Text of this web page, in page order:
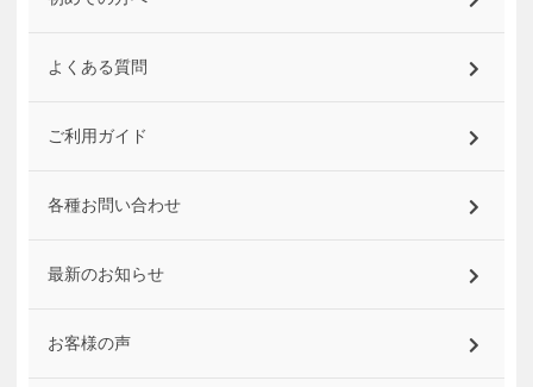
よくある質問
ご利用ガイド
各種お問い合わせ
最新のお知らせ
お客様の声